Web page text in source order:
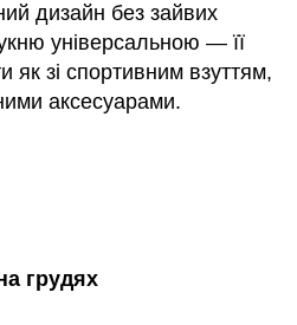
дизайн без зайвих
універсальною — її
як зі спортивним взуттям,
аксесуарами.
грудях